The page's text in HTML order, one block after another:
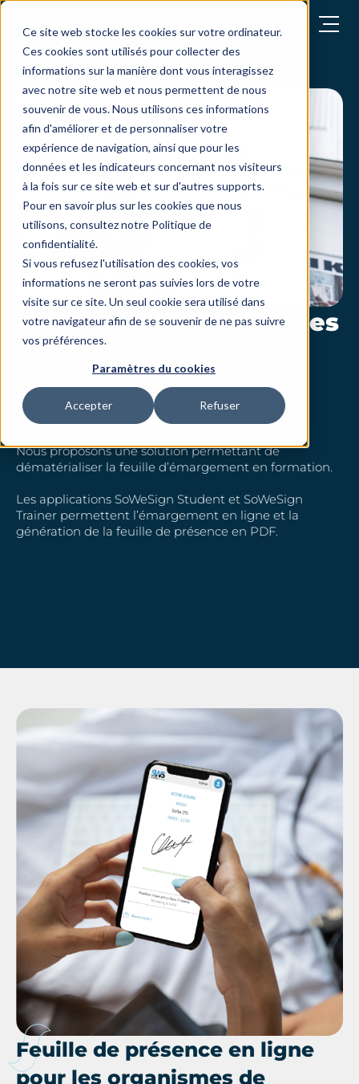
Ce site web stocke les cookies sur votre ordinateur.
Ces cookies sont utilisés pour collecter des
informations sur la manière dont vous interagissez
avec notre site web et nous permettent de nous
souvenir de vous. Nous utilisons ces informations
afin d'améliorer et de personnaliser votre
expérience de navigation, ainsi que pour les
données et les indicateurs concernant nos visiteurs
à la fois sur ce site web et sur d'autres supports.
Pour en savoir plus sur les cookies que nous
utilisons, consultez notre Politique de
confidentialité.
Si vous refusez l'utilisation des cookies, vos
informations ne seront pas suivies lors de votre
visite sur ce site. Un seul cookie sera utilisé dans
votre navigateur afin de se souvenir de ne pas suivre
vos préférences.
Paramètres du cookies
Accepter Refuser
Ouvrir le menu
La dématérialisation des
processus pour la
formation
professionnelle
Nous proposons une solution permettant de
dématérialiser la feuille d’émargement en formation.
Les applications SoWeSign Student et SoWeSign
Trainer permettent l’émargement en ligne et la
génération de la feuille de présence en PDF.
Feuille de présence en ligne
pour les organismes de